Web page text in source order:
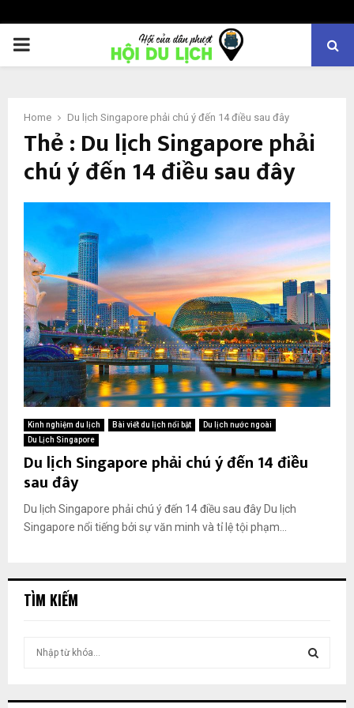
PRIMARY
Home Du lịch Singapore phải chú ý đến 14 điều sau đây
Thẻ : Du lịch Singapore phải
chú ý đến 14 điều sau đây
Kinh nghiệm du lịch Bài viết du lịch nổi bật
Du lịch nước ngoài
Du Lịch Singapore
Du lịch Singapore phải chú ý đến 14 điều
sau đây
Du lịch Singapore phải chú ý đến 14 điều sau đây Du lịch
Singapore nổi tiếng bởi sự văn minh và tỉ lệ tội phạm...
TÌM KIẾM